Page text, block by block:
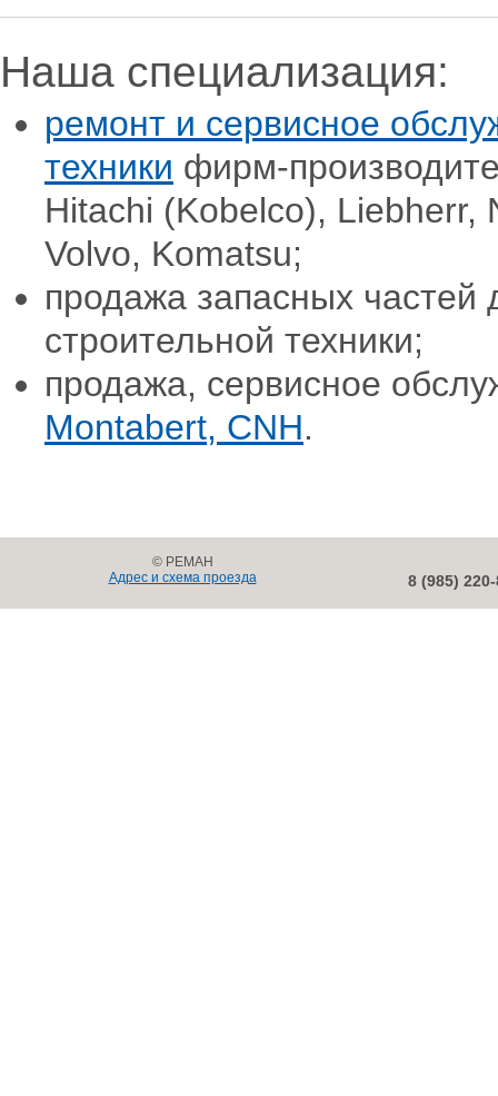
Наша специализация:
ремонт и сервисное
техники фирм-
Hitachi (Kobelco), Liebherr,
Volvo, Komatsu;
продажа запасных
строительной техники;
продажа, сервисное
Montabert, CNH.
© РЕМАН
Адрес и схема проезда
8 (985)